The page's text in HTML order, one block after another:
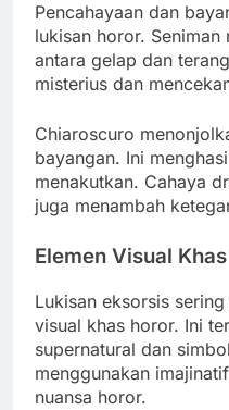
Pencahayaan dan
lukisan horor.
antara gelap dan
misterius dan
Chiaroscuro
bayangan. Ini
menakutkan. Cahaya
juga menambah
Elemen Visual
Lukisan eksorsis
visual khas horor. Ini
supernatural dan
menggunakan
nuansa horor.